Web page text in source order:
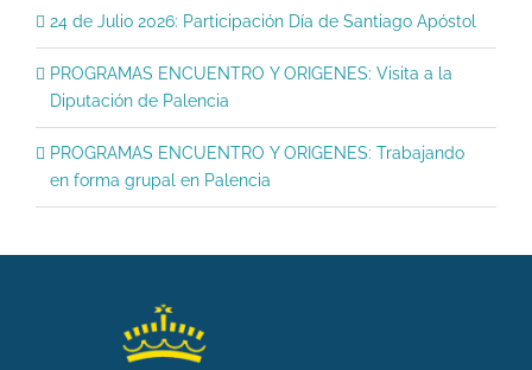
24 de Julio 2026: Participación Día de Santiago Apóstol
PROGRAMAS ENCUENTRO Y ORIGENES: Visita a la
Diputación de Palencia
PROGRAMAS ENCUENTRO Y ORIGENES: Trabajando
en forma grupal en Palencia